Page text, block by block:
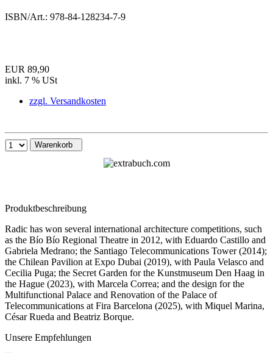
ISBN/Art.: 978-84-128234-7-9
EUR 89,90
inkl. 7 % USt
zzgl. Versandkosten
Warenkorb
Produktbeschreibung
Radic has won several international architecture competitions, such
as the Bío Bío Regional Theatre in 2012, with Eduardo Castillo and
Gabriela Medrano; the Santiago Telecommunications Tower (2014);
the Chilean Pavilion at Expo Dubai (2019), with Paula Velasco and
Cecilia Puga; the Secret Garden for the Kunstmuseum Den Haag in
the Hague (2023), with Marcela Correa; and the design for the
Multifunctional Palace and Renovation of the Palace of
Telecommunications at Fira Barcelona (2025), with Miquel Marina,
César Rueda and Beatriz Borque.
Unsere Empfehlungen